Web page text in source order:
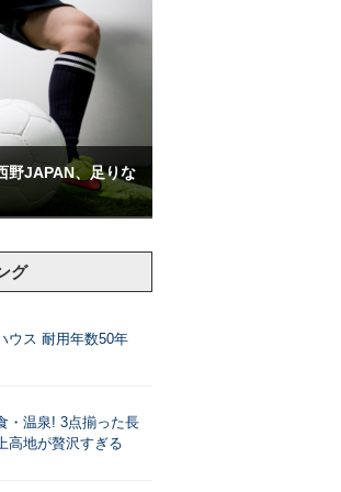
野JAPAN、足りな
グ
ウス 耐用年数50年
・温泉! 3点揃った長
高地が贅沢すぎる